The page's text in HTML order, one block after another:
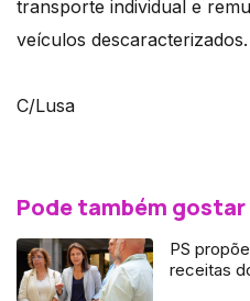
transporte individual e
veículos descaracterizados.
C/Lusa
Pode também gostar
PS
receitas